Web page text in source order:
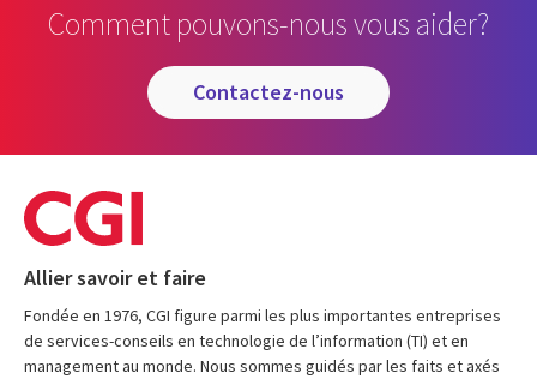
Comment pouvons-nous vous aider?
contactez-nous
Allier savoir et faire
Fondée en 1976, CGI figure parmi les plus importantes entreprises
de services-conseils en technologie de l’information (TI) et en
management au monde. Nous sommes guidés par les faits et axés